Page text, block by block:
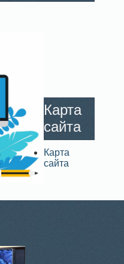
Карта
сайта
Карта
сайта